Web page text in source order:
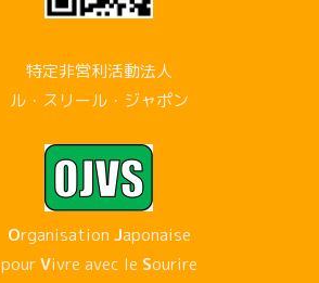
特定非営利活動法人
ル・スリール・ジャポン
Organisation Japonaise
pourVivre avec le Sourire